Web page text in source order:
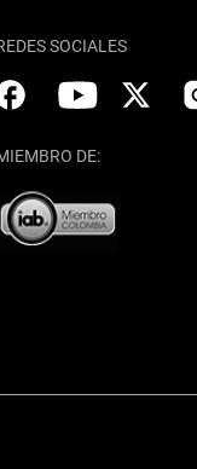
SOCIALES
DE: